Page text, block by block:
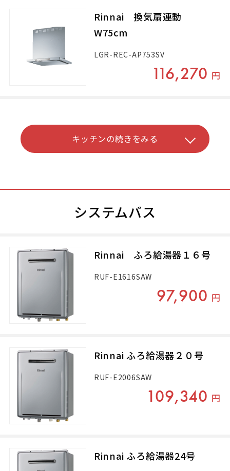
Rinnai 換気扇連動
W75cm
LGR-REC-AP753SV
116,270 円
キッチンの続きをみる
システムバス
Rinnai ふろ給湯器１６号
RUF-E1616SAW
97,900 円
Rinnai ふろ給湯器２０号
RUF-E2006SAW
109,340 円
Rinnai ふろ給湯器24号